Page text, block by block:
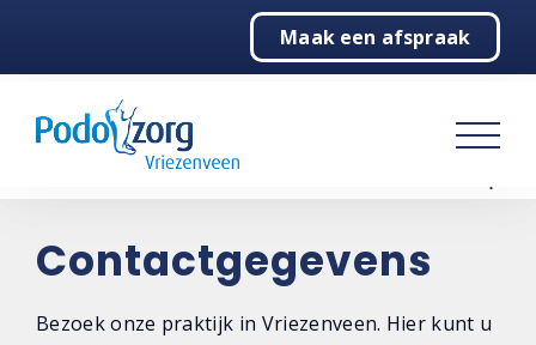
Maak een afspraak
Podotherapie
Over ons
Contactgegevens
Bezoek onze praktijk in Vriezenveen. Hier kunt u